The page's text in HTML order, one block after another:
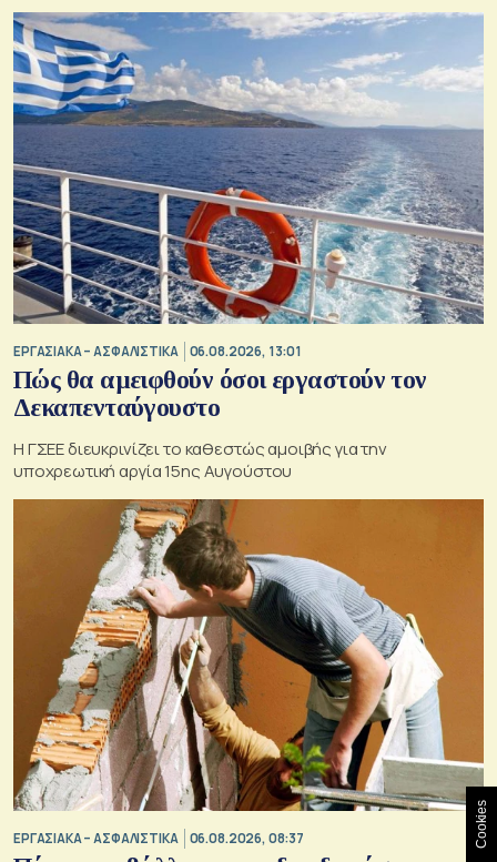
ΕΡΓΑΣΙΑΚΑ – ΑΣΦΑΛΙΣΤΙΚΑ 06.08.2026, 13:01
Πώς θα αμειφθούν όσοι εργαστούν τον
Δεκαπενταύγουστο
Η ΓΣΕΕ διευκρινίζει το καθεστώς αμοιβής για την
υποχρεωτική αργία 15ης Αυγούστου
ΕΡΓΑΣΙΑΚΑ – ΑΣΦΑΛΙΣΤΙΚΑ 06.08.2026, 08:37 Cookies